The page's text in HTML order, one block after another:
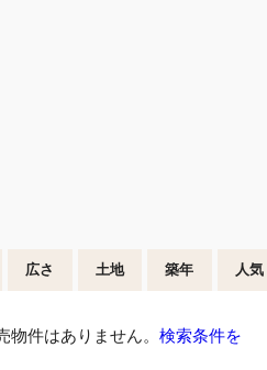
広さ 土地 築年 人気
件はありません。 検索条件を